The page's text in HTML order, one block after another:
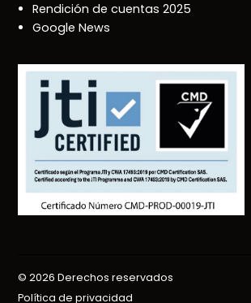
Rendición de cuentas 2025
Google News
© 2026 Derechos reservados
Política de privacidad